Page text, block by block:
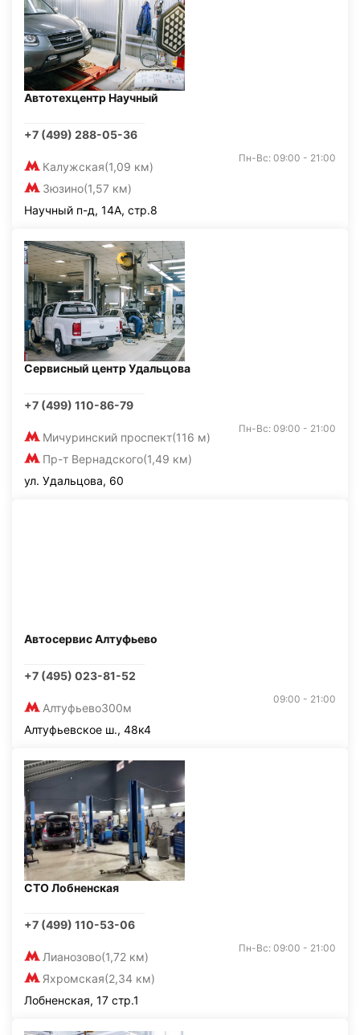
Автотехцентр Научный
+7 (499) 288-05-36
Калужская(1,09 км)
Зюзино(1,57 км)
Пн-Вс: 09:00 - 21:00
Научный п-д, 14А, стр.8
Сервисный центр Удальцова
+7 (499) 110-86-79
Мичуринский проспект(116 м)
Пр-т Вернадского(1,49 км)
Пн-Вс: 09:00 - 21:00
ул. Удальцова, 60
Автосервис Алтуфьево
+7 (495) 023-81-52
Алтуфьево300м
09:00 - 21:00
Алтуфьевское ш., 48к4
СТО Лобненская
+7 (499) 110-53-06
Лианозово(1,72 км)
Яхромская(2,34 км)
Пн-Вс: 09:00 - 21:00
Лобненская, 17 стр.1